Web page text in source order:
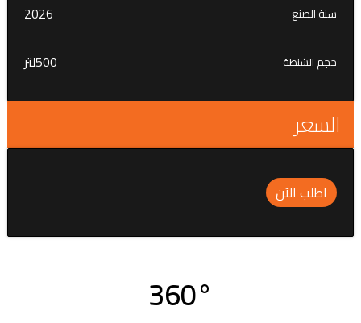
سنة الصنع 2026
حجم الشنطة 500لتر
السعر
اطلب الآن
360°